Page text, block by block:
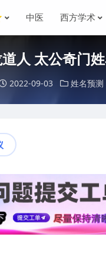
中医 西方学术
人 太公奇门
2022-09-03 姓名预测